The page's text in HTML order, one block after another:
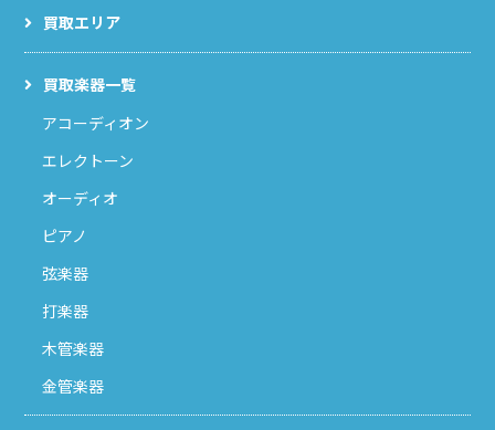
買取エリア
買取楽器一覧
アコーディオン
エレクトーン
オーディオ
ピアノ
弦楽器
打楽器
木管楽器
金管楽器